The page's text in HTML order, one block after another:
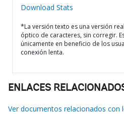
Download Stats
*La versión texto es una versión
óptico de caracteres, sin corregir.
únicamente en beneficio de los
conexión lenta.
ENLACES
Ver documentos relacionados con